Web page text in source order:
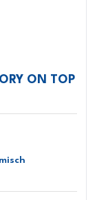
ON TOP